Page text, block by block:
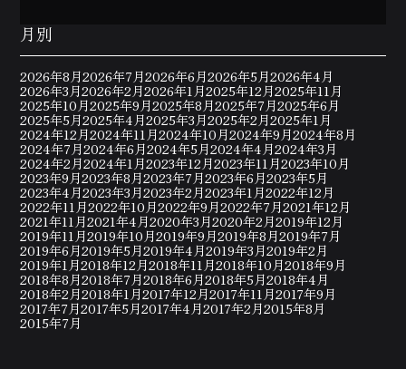
月別
2026年8月2026年7月2026年6月2026年5月2026年4月
2026年3月2026年2月2026年1月2025年12月2025年11月
2025年10月2025年9月2025年8月2025年7月2025年6月
2025年5月2025年4月2025年3月2025年2月2025年1月
2024年12月2024年11月2024年10月2024年9月2024年8月
2024年7月2024年6月2024年5月2024年4月2024年3月
2024年2月2024年1月2023年12月2023年11月2023年10月
2023年9月2023年8月2023年7月2023年6月2023年5月
2023年4月2023年3月2023年2月2023年1月2022年12月
2022年11月2022年10月2022年9月2022年7月2021年12月
2021年11月2021年4月2020年3月2020年2月2019年12月
2019年11月2019年10月2019年9月2019年8月2019年7月
2019年6月2019年5月2019年4月2019年3月2019年2月
2019年1月2018年12月2018年11月2018年10月2018年9月
2018年8月2018年7月2018年6月2018年5月2018年4月
2018年2月2018年1月2017年12月2017年11月2017年9月
2017年7月2017年5月2017年4月2017年2月2015年8月
2015年7月